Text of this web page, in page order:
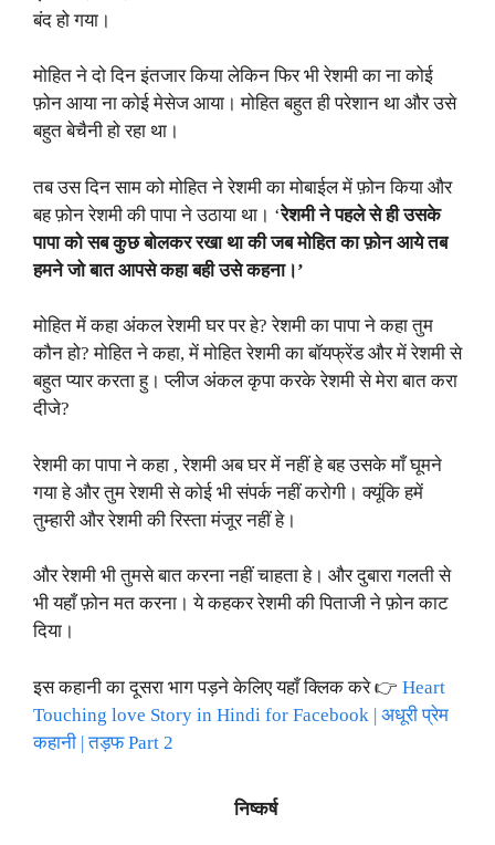
बंद हो गया।
मोहित ने दो दिन इंतजार किया लेकिन फिर भी रेशमी का ना कोई
फ़ोन आया ना कोई मेसेज आया। मोहित बहुत ही परेशान था और उसे
बहुत बेचैनी हो रहा था।
तब उस दिन साम को मोहित ने रेशमी का मोबाईल में फ़ोन किया और
बह फ़ोन रेशमी की पापा ने उठाया था। ‘रेशमी ने पहले से ही उसके
पापा को सब कुछ बोलकर रखा था की जब मोहित का फ़ोन आये तब
हमने जो बात आपसे कहा बही उसे कहना।’
मोहित में कहा अंकल रेशमी घर पर हे? रेशमी का पापा ने कहा तुम
कौन हो? मोहित ने कहा, में मोहित रेशमी का बॉयफ्रेंड और में रेशमी से
बहुत प्यार करता हु। प्लीज अंकल कृपा करके रेशमी से मेरा बात करा
दीजे?
रेशमी का पापा ने कहा , रेशमी अब घर में नहीं हे बह उसके माँ घूमने
गया हे और तुम रेशमी से कोई भी संपर्क नहीं करोगी। क्यूंकि हमें
तुम्हारी और रेशमी की रिस्ता मंजूर नहीं हे।
और रेशमी भी तुमसे बात करना नहीं चाहता हे। और दुबारा गलती से
भी यहाँ फ़ोन मत करना। ये कहकर रेशमी की पिताजी ने फ़ोन काट
दिया।
इस कहानी का दूसरा भाग पड़ने केलिए यहाँ क्लिक करे 👉 Heart
Touching love Story in Hindi for Facebook | अधूरी प्रेम
कहानी | तड़फ Part 2
निष्कर्ष